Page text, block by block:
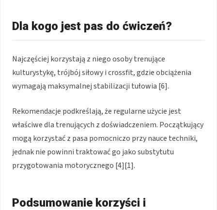
Dla kogo jest pas do ćwiczeń?
Najczęściej korzystają z niego osoby trenujące
kulturystykę, trójbój siłowy i crossfit, gdzie obciążenia
wymagają maksymalnej stabilizacji tułowia [6].
Rekomendacje podkreślają, że regularne użycie jest
właściwe dla trenujących z doświadczeniem. Początkujący
mogą korzystać z pasa pomocniczo przy nauce techniki,
jednak nie powinni traktować go jako substytutu
przygotowania motorycznego [4][1].
Podsumowanie korzyści i